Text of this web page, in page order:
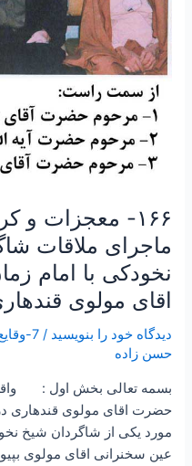
ماجرای ملاقات
نخودکی با امام
اقای مولوی
دیدگاه‌ خود را بنویسید /7-وقایع شگفت Wonderful events
حسن زاده
بسمه تعالی بخش اول :
حضرت اقای مولوی قندهاری
مورد یکی از شاگردان شیخ
عین سخنرانی اقای مولوی
شاگرد
مرحوم
شیخ
نخودکی
امام
زمان
عج
مرحوم
مولوی
قندهاری”